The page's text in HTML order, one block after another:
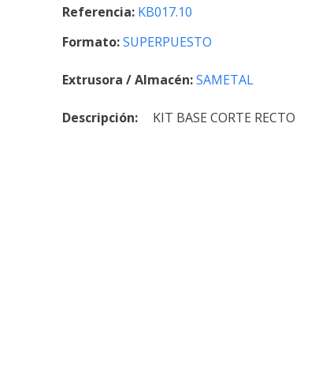
Referencia: KB017.10
Formato:SUPERPUESTO
Extrusora / Almacén:SAMETAL
Descripción: KIT BASE CORTE RECTO